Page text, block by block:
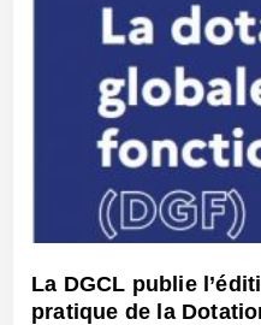
La DGCL publie
pratique de la